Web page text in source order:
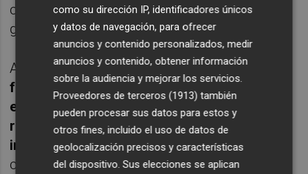
ciclo e fin identificación de potenciales
ganadores y perdedores.
Al mismo tiempo,los volúmenes de
fusiones y adquisiciones y salidas a bolsa
en 2021 duplican los del año pasado, lo que
respalda nuestra sobre ponderación en
inversiones alternativas diversificadoras
con preferencia por estrategias orientadas a
como su dirección IP, identificadores únicos
y datos de navegación, para ofrecer
anuncios y contenido personalizados, medir
anuncios y contenido, obtener información
sobre la audiencia y mejorar los servicios.
Proveedores de terceros (1913) también
pueden procesar sus datos para estos y
otros fines, incluido el uso de datos de
geolocalización precisos y características
del dispositivo. Sus elecciones se aplican